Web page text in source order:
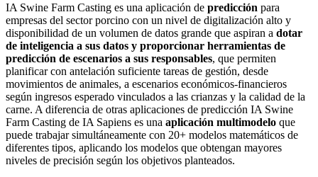
IA Swine Farm Casting es una aplicación de predicción para
empresas del sector porcino con un nivel de digitalización alto y
disponibilidad de un volumen de datos grande que aspiran a dotar
de inteligencia a sus datos y proporcionar herramientas de
predicción de escenarios a sus responsables, que permiten
planificar con antelación suficiente tareas de gestión, desde
movimientos de animales, a escenarios económicos-financieros
según ingresos esperado vinculados a las crianzas y la calidad de la
carne. A diferencia de otras aplicaciones de predicción IA Swine
Farm Casting de IA Sapiens es una aplicación multimodelo que
puede trabajar simultáneamente con 20+ modelos matemáticos de
diferentes tipos, aplicando los modelos que obtengan mayores
niveles de precisión según los objetivos planteados.